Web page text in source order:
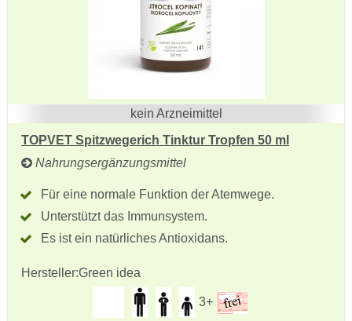
kein Arzneimittel
TOPVET Spitzwegerich Tinktur Tropfen 50 ml
Nahrungsergänzungsmittel
Für eine normale Funktion der Atemwege.
Unterstützt das Immunsystem.
Es ist ein natürliches Antioxidans.
Hersteller:Green idea
3+